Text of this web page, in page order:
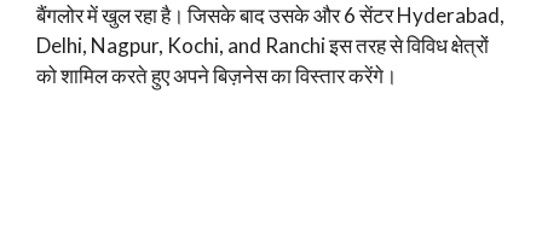
बैंगलोर में खुल रहा है। जिसके बाद उसके और 6 सेंटर Hyderabad,
Delhi, Nagpur, Kochi, and Ranchi इस तरह से विविध क्षेत्रों
को शामिल करते हुए अपने बिज़नेस का विस्तार करेंगे।